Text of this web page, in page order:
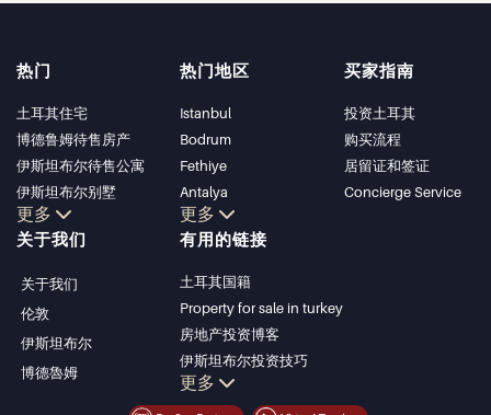
热门
土耳其住宅
博德鲁姆待售房产
伊斯坦布尔待售公寓
伊斯坦布尔别墅
博德鲁姆别墅
安塔利亚待售公寓
更多
热门地区
Istanbul
Bodrum
Fethiye
Antalya
Kalkan
Alanya
Kemer
Dalyan
更多
买家指南
投资土耳其
购买流程
居留证和签证
Concierge Service
关于我们
关于我们
伦敦
伊斯坦布尔
博德魯姆
有用的链接
土耳其国籍
Property for sale in turkey
房地产投资博客
伊斯坦布尔投资技巧
土耳其房产投资
更多